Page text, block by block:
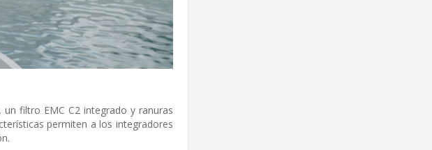
filtro EMC C2 integrado y ranuras
permiten a los integradores